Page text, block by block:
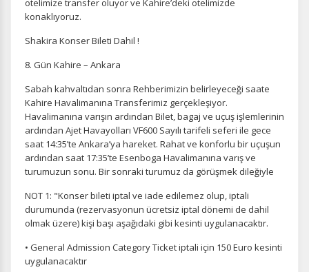
otelimize transfer oluyor ve Kahire’deki otelimizde
konaklıyoruz.
Shakira Konser Bileti Dahil !
8. Gün Kahire – Ankara
Sabah kahvaltıdan sonra Rehberimizin belirleyeceği saate
Kahire Havalimanına Transferimiz gerçekleşiyor.
Havalimanına varışın ardından Bilet, bagaj ve uçuş işlemlerinin
ardından Ajet Havayolları VF600 Sayılı tarifeli seferi ile gece
saat 14:35’te Ankara’ya hareket. Rahat ve konforlu bir uçuşun
ardından saat 17:35’te Esenboga Havalimanına varış ve
turumuzun sonu. Bir sonraki turumuz da görüşmek dileğiyle
NOT 1: "Konser bileti iptal ve iade edilemez olup, iptali
durumunda (rezervasyonun ücretsiz iptal dönemi de dahil
olmak üzere) kişi başı aşağıdaki gibi kesinti uygulanacaktır.
• General Admission Category Ticket iptali için 150 Euro kesinti
uygulanacaktır